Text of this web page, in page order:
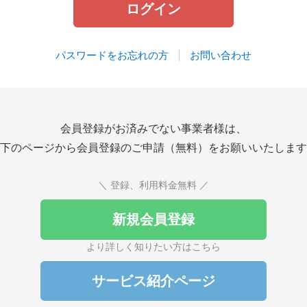
パスワードをお忘れの方 お問い合わせ
会員登録がお済みでない事業者様は、
のページから会員登録のご申請（無料）をお願いいたしま
＼ 登録、利用料金無料 ／
新規会員登録
より詳しく知りたい方はこちら
サービス紹介ページ